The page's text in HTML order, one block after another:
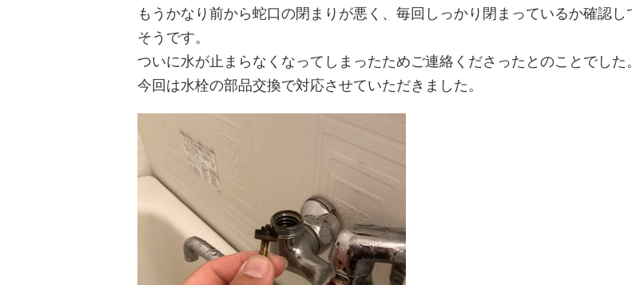
もうかなり前から蛇口の閉まりが悪く、毎回しっかり閉まっているか確認し
そうです。
ついに水が止まらなくなってしまったためご連絡くださったとのことでした。
今回は水栓の部品交換で対応させていただきました。